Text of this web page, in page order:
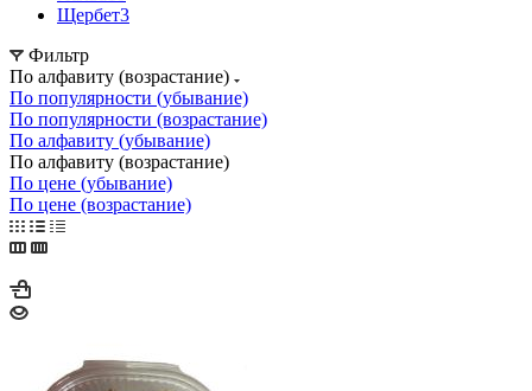
Щербет3
Фильтр
По алфавиту (возрастание)
По популярности (убывание)
По популярности (возрастание)
По алфавиту (убывание)
По алфавиту (возрастание)
По цене (убывание)
По цене (возрастание)